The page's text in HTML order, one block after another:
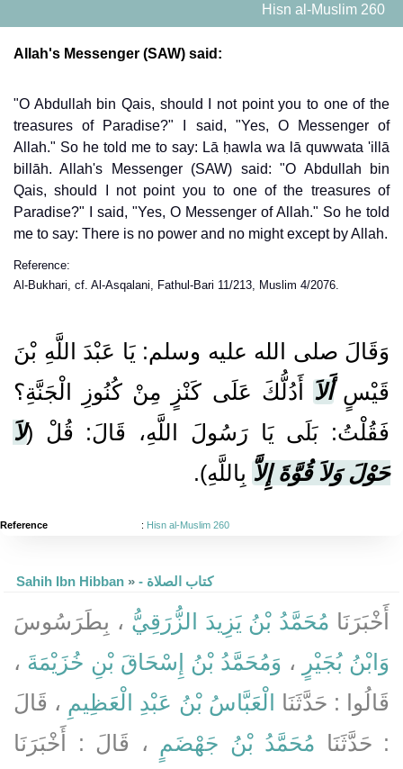
Hisn al-Muslim 260
Allah's Messenger (SAW) said:
"O Abdullah bin Qais, should I not point you to one of the
treasures of Paradise?" I said, "Yes, O Messenger of
Allah." So he told me to say: Lā ḥawla wa lā quwwata 'illā
billāh.Allah's Messenger (SAW) said: "O Abdullah bin
Qais, should I not point you to one of the treasures of
Paradise?" I said, "Yes, O Messenger of Allah." So he told
me to say: There is no power and no might except by Allah.
Reference:
Al-Bukhari, cf. Al-Asqalani, Fathul-Bari 11/213, Muslim 4/2076.
وَقَالَ صلى الله عليه وسلم: يَا عَبْدَ اللَّهِ بْنَ
قَيْسٍأَلاَ أَدُلُّكَ عَلَى كَنْزٍ مِنْ كُنُوزِ الْجَنَّةِ؟
فَقُلْتُ: بَلَى يَا رَسُولَ اللَّهِ، قَالَ: قُلْ (لاَ
حَوْلَ وَلاَ قُوَّةَ إِلاَّ بِاللَّهِ).
Reference : Hisn al-Muslim 260
Sahih Ibn Hibban » - كتاب الصلاة
أَخْبَرَنَا مُحَمَّدُ بْنُ يَزِيدَ الزُّرَقِيُّ ، بِطَرَسُوسَ
وَابْنُ بُجَيْرٍ
، وَمُحَمَّدُ بْنُ إِسْحَاقَ بْنِ خُزَيْمَةَ ،
قَالُوا : حَدَّثَنَا الْعَبَّاسُ بْنُ عَبْدِ الْعَظِيمِ ، قَالَ
: حَدَّثَنَا مُحَمَّدُ بْنُ جَهْضَمٍ
، قَالَ : أَخْبَرَنَا